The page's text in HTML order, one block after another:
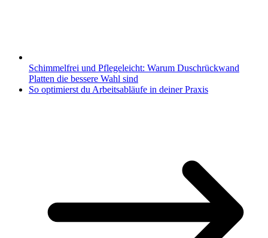
Schimmelfrei und Pflegeleicht: Warum Duschrückwand
Platten die bessere Wahl sind
So optimierst du Arbeitsabläufe in deiner Praxis